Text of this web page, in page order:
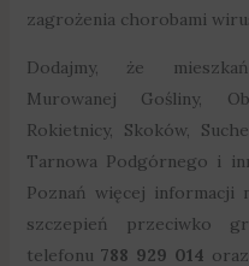
zagrożenia chorobami
Dodajmy, że
Murowanej Gośliny,
Rokietnicy, Skoków,
Tarnowa Podgórnego i
Poznań więcej informacji
szczepień przeciwko
telefonu 788 929 014